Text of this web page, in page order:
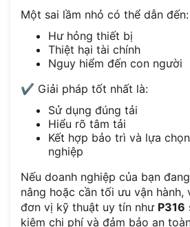
Một sai lầm nhỏ có thể dẫn đến:
Hư hỏng thiết bị
Thiệt hại tài chính
Nguy hiểm đến con người
✔️ Giải pháp tốt nhất là:
Sử dụng đúng tải
Hiểu rõ tâm tải
Kết hợp bảo trì và lựa
nghiệp
Nếu doanh nghiệp của bạn
nâng hoặc cần tối ưu vận
đơn vị kỹ thuật uy tín như P316
kiệm chi phí và đảm bảo an